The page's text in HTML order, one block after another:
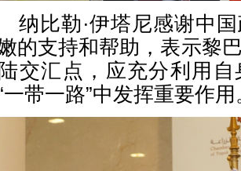
比勒·伊塔尼感谢中国
的支持和帮助，表示黎
交汇点，应充分利用
一带一路”中发挥重要作用